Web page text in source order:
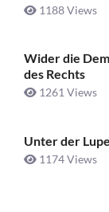
1188 Views
Wider die
des Rechts
1261 Views
Unter der
1174 Views